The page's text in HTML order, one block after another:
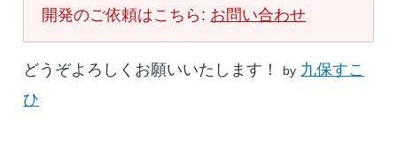
開発のご依頼はこちら: お問い合わせ
どうぞよろしくお願いいたします！ by 九保すこ
ひ